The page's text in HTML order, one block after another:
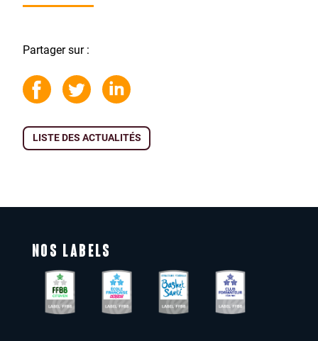
Partager sur :
LISTE DES ACTUALITÉS
NOS LABELS